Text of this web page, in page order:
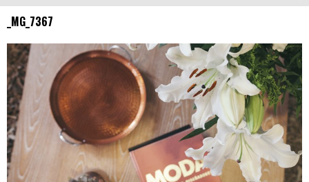
COLINEAL – Especial Interiorismo & Decoración 2026
ADRIANA HOYOS DESIGN STUDIO – Especial Interiorismo & Decoración 2026
_MG_7367